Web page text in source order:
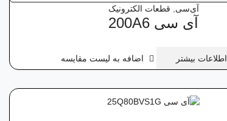
آی‌سی, قطعات الکترونیک
آی‌ سی 200A6
اطلاعات بیشتر اضافه به لیست مقایسه